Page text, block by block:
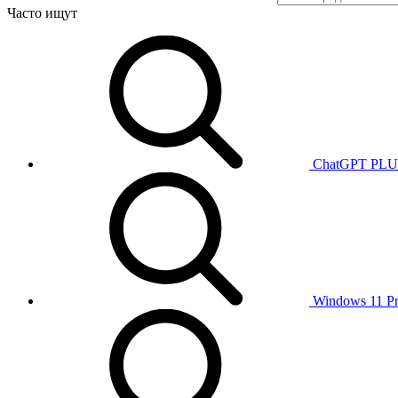
Часто ищут
ChatGPT
Windows 11